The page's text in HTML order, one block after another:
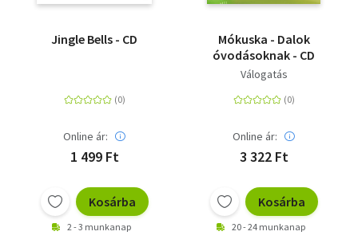
Jingle Bells - CD
Online ár:
1 499 Ft
Kosárba
2 - 3 munkanap
Mókuska - Dalok
óvodásoknak - CD
Válogatás
Online ár:
3 322 Ft
Kosárba
20 - 24 munkanap